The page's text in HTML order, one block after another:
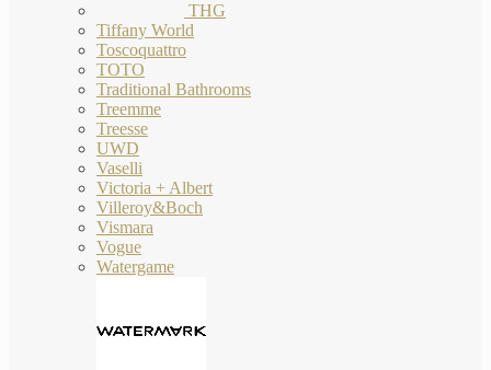
THG
Tiffany World
Toscoquattro
TOTO
Traditional Bathrooms
Treemme
Treesse
UWD
Vaselli
Victoria + Albert
Villeroy&Boch
Vismara
Vogue
Watergame